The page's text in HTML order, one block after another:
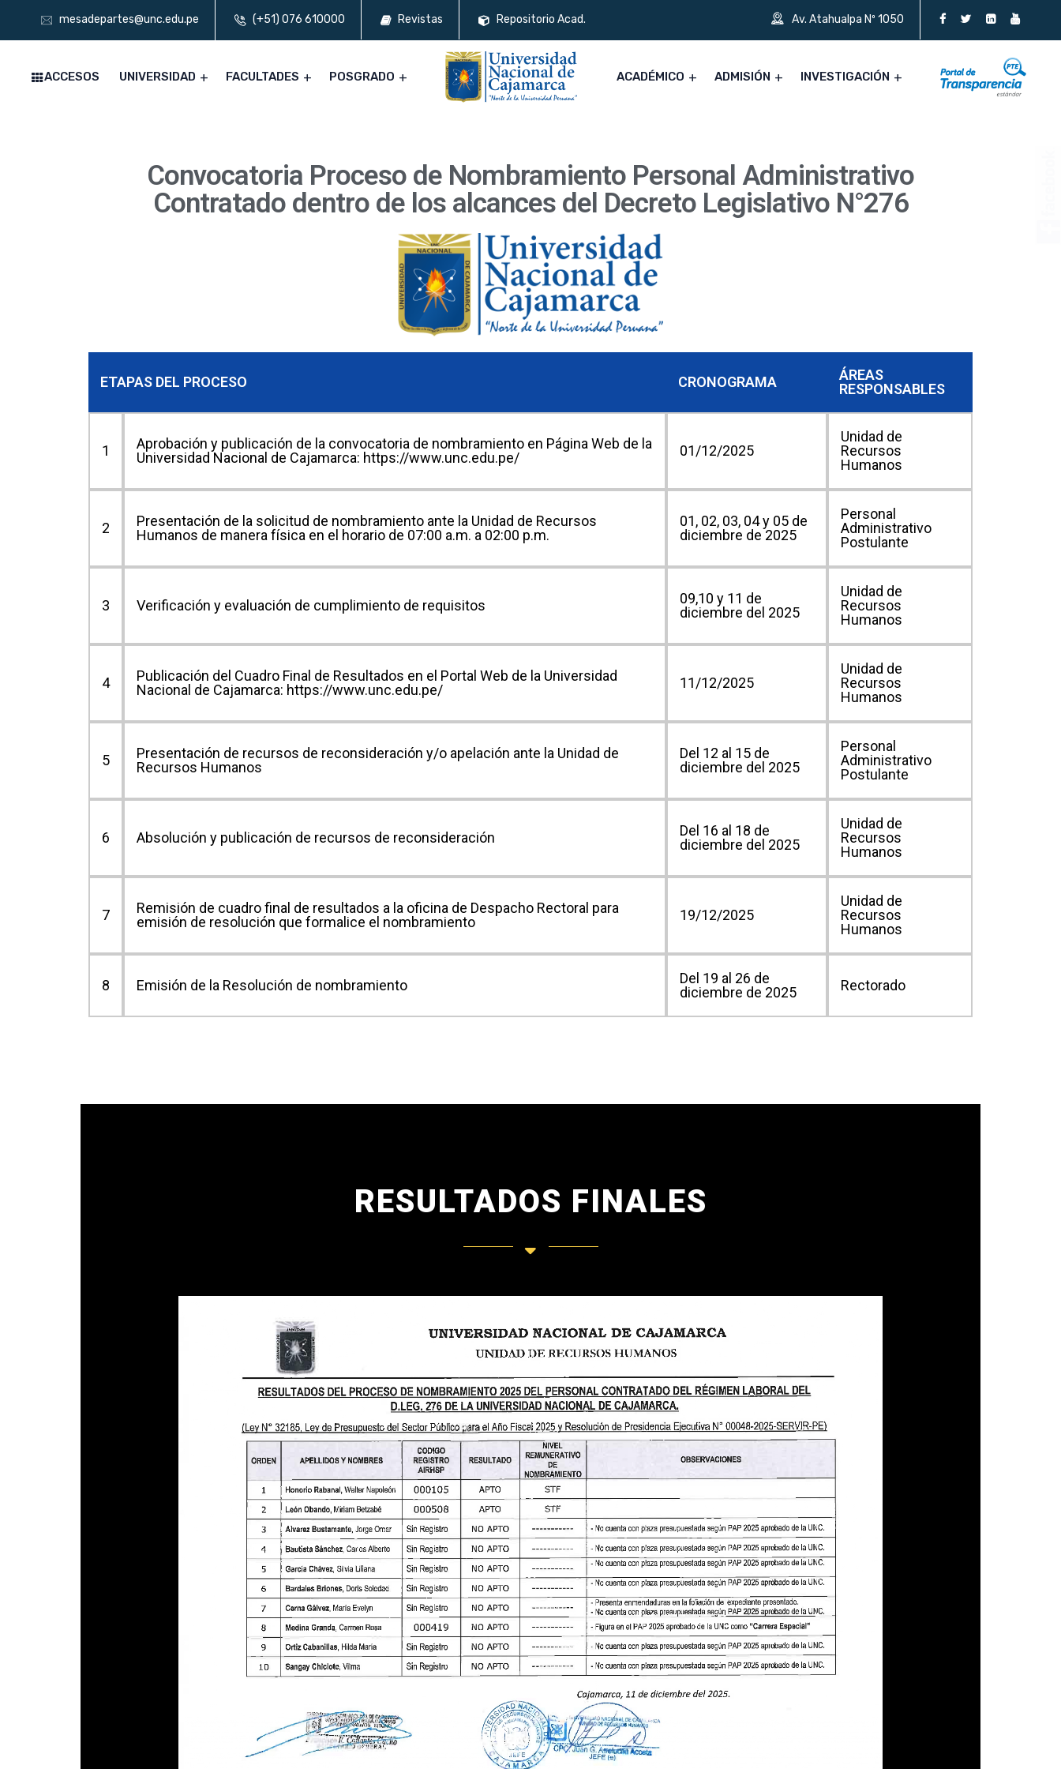
mesadepartes@unc.edu.pe (+51) 076 610000 Revistas Repositorio Acad. Av. Atahualpa Nº 1050
ACCESOS UNIVERSIDAD FACULTADES POSGRADO ACADÉMICO ADMISIÓN INVESTIGACIÓN
Convocatoria Proceso de Nombramiento Personal Administrativo
Contratado dentro de los alcances del Decreto Legislativo N°276
ETAPAS DEL PROCESO CRONOGRAMA
ÁREAS
RESPONSABLES
1
Aprobación y publicación de la convocatoria de nombramiento en Página Web de la
Universidad Nacional de Cajamarca: https://www.unc.edu.pe/
01/12/2025
Unidad de
Recursos
Humanos
2
Presentación de la solicitud de nombramiento ante la Unidad de Recursos
Humanos de manera física en el horario de 07:00 a.m. a 02:00 p.m.
01, 02, 03, 04 y 05 de
diciembre de 2025
Personal
Administrativo
Postulante
3 Verificación y evaluación de cumplimiento de requisitos
09,10 y 11 de
diciembre del 2025
Unidad de
Recursos
Humanos
4
Publicación del Cuadro Final de Resultados en el Portal Web de la Universidad
Nacional de Cajamarca: https://www.unc.edu.pe/
11/12/2025
Unidad de
Recursos
Humanos
5
Presentación de recursos de reconsideración y/o apelación ante la Unidad de
Recursos Humanos
Del 12 al 15 de
diciembre del 2025
Personal
Administrativo
Postulante
6 Absolución y publicación de recursos de reconsideración
Del 16 al 18 de
diciembre del 2025
Unidad de
Recursos
Humanos
7
Remisión de cuadro final de resultados a la oficina de Despacho Rectoral para
emisión de resolución que formalice el nombramiento
19/12/2025
Unidad de
Recursos
Humanos
8 Emisión de la Resolución de nombramiento
Del 19 al 26 de
diciembre de 2025
Rectorado
RESULTADOS FINALES